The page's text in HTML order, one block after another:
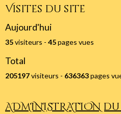
Visites du site
Aujourd'hui
35visiteurs - 45pages vues
Total
205197visiteurs - 636363pages
ADMINISTRATION du